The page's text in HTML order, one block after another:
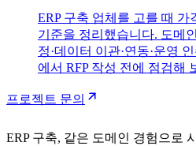
ERP 구축 업체를 고를 때 가
기준을 정리했습니다. 도메
정·데이터 이관·연동·운영
에서 RFP 작성 전에 점검해
프로젝트 문의
ERP 구축, 같은 도메인 경험으로